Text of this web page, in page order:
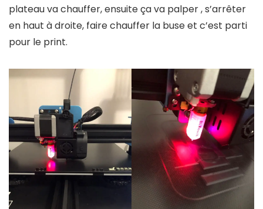
plateau va chauffer, ensuite ça va palper , s’arrêter
en haut à droite, faire chauffer la buse et c’est parti
pour le print.